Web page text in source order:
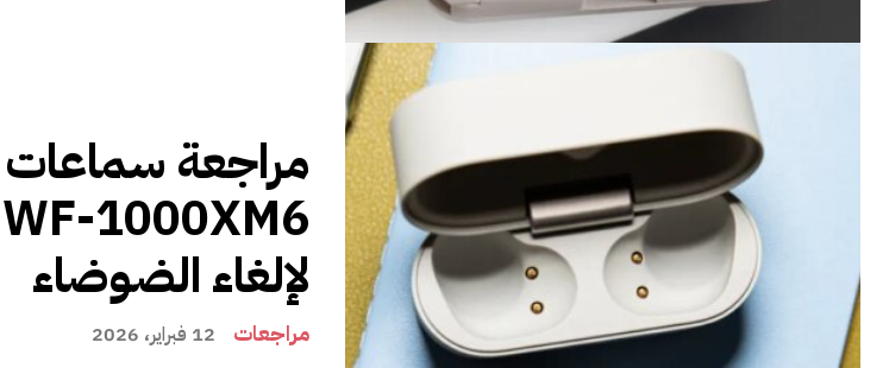
لإلغاء الضوضاء
مراجعات 12 فبراير، 2026